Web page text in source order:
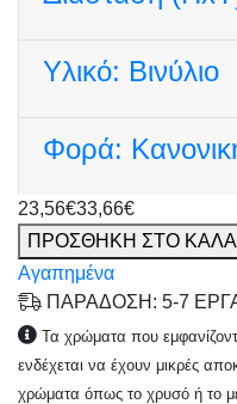
Υλικό: Βινύλιο
Φορά:
23,56€33,66€
ΠΡΟΣΘΗΚΗ ΣΤΟ
Αγαπημένα
ΠΑΡΑΔΟΣΗ: 5-7
Τα χρώματα που
ενδέχεται να έχουν μικρές
χρώματα όπως το χρυσό ή το